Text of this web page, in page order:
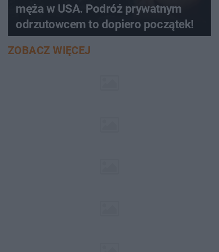
męża w USA. Podróż prywatnym
odrzutowcem to dopiero początek!
ZOBACZ WIĘCEJ